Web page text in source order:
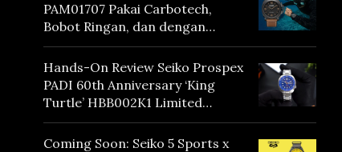
PAM01707 Pakai Carbotech,
Bobot Ringan, dan dengan
Vintage Vibes
Hands-On Review Seiko Prospex
PADI 60th Anniversary ‘King
Turtle’ HBB002K1 Limited
Edition
Coming Soon: Seiko 5 Sports x